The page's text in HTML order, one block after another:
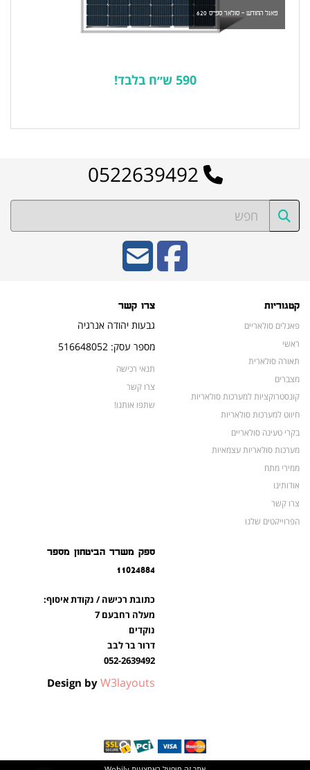
פאנל החודש - סולאר ספייס 620
590 ש״ח בלבד!
קטגוריות
פאנלים סולאריים
ראשי
תאורה סולארית
מצברים
קונסטרוקציות למערכות סולאריות
חיווט למערכות סולאריות
בקרי טעינה סולאריים
מערכות סולאריות עצמאיות
ממירי מתח
אודותינו
צרו קשר
הפרוייקטים שלנו
צרו קשר
גבעות יהודה אנרגיה
מספר עסק: 516648052
תנאי רכישה
צרו קשר
שתפו אותנו!
ספק משרד הביטחון מספר
11024884
כתובת רכישה / נקודת איסוף:
מעלה רחבעם 7
נוקדים
דרור בר לבב
052-2639492
Design by W3layouts